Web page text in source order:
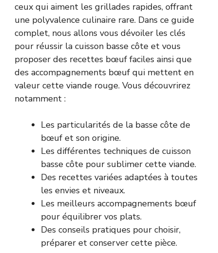
ceux qui aiment les grillades rapides, offrant
une polyvalence culinaire rare. Dans ce guide
complet, nous allons vous dévoiler les clés
pour réussir la cuisson basse côte et vous
proposer des recettes bœuf faciles ainsi que
des accompagnements bœuf qui mettent en
valeur cette viande rouge. Vous découvrirez
notamment :
Les particularités de la basse côte de
bœuf et son origine.
Les différentes techniques de cuisson
basse côte pour sublimer cette viande.
Des recettes variées adaptées à toutes
les envies et niveaux.
Les meilleurs accompagnements bœuf
pour équilibrer vos plats.
Des conseils pratiques pour choisir,
préparer et conserver cette pièce.